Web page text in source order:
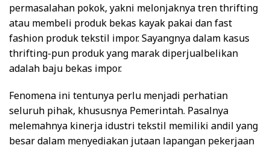
permasalahan pokok, yakni melonjaknya tren thrifting
atau membeli produk bekas kayak pakai dan fast
fashion produk tekstil impor. Sayangnya dalam kasus
thrifting-pun produk yang marak diperjualbelikan
adalah baju bekas impor.
Fenomena ini tentunya perlu menjadi perhatian
seluruh pihak, khususnya Pemerintah. Pasalnya
melemahnya kinerja idustri tekstil memiliki andil yang
besar dalam menyediakan jutaan lapangan pekerjaan